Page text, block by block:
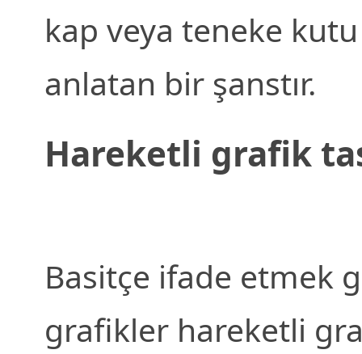
kap veya teneke
anlatan bir şanstır.
Hareketli grafik
Basitçe ifade etmek
grafikler hareketli